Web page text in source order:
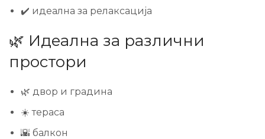
✔️ идеална за релаксација
🌿 Идеална за различни
простори
🌿 двор и градина
☀️ тераса
🌇 балкон